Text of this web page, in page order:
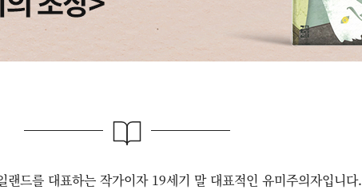
랜드를 대표하는 작가이자 19세기 말 대표적인 유미주의자입니다.